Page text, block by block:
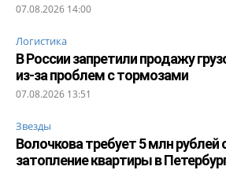
07.08.2026 14:00
Логистика
В России запретили продажу
из-за проблем с тормозами
07.08.2026 13:51
Звезды
Волочкова требует 5 млн рублей
затопление квартиры в